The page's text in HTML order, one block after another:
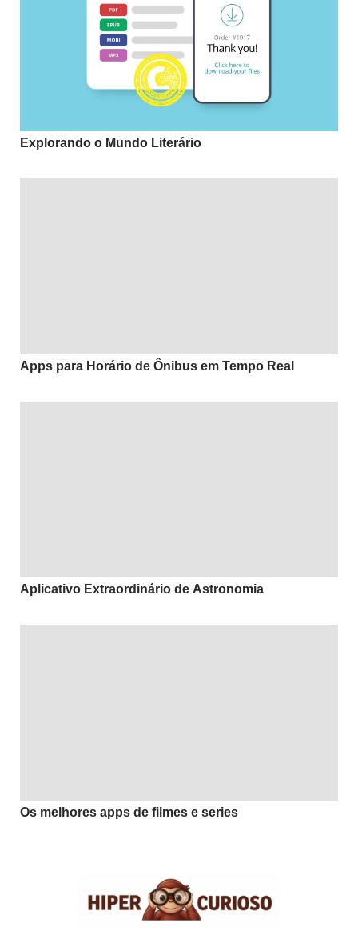
Explorando o Mundo Literário
Apps para Horário de Ônibus em Tempo Real
Aplicativo Extraordinário de Astronomia
Os melhores apps de filmes e series